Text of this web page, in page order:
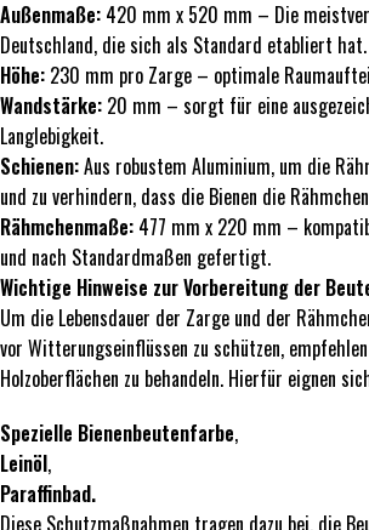
Außenmaße: 420 mm x 520 mm – Die
Deutschland, die sich als Standard etabliert hat.
Höhe: 230 mm pro Zarge – optimale
Wandstärke: 20 mm – sorgt für eine
Langlebigkeit.
Schienen:Aus robustem Aluminium, um die
und zu verhindern, dass die Bienen die
Rähmchenmaße: 477 mm x 220 mm –
und nach Standardmaßen gefertigt.
Wichtige Hinweise zur Vorbereitung der
Um die Lebensdauer der Zarge und der
vor Witterungseinflüssen zu schützen,
Holzoberflächen zu behandeln. Hierfür eignen
Spezielle Bienenbeutenfarbe,
Leinöl,
Paraffinbad.
Diese Schutzmaßnahmen tragen dazu bei, die